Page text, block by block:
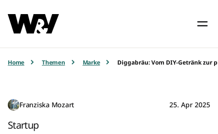
Home Themen Marke Diggabräu: Vom DIY-Getränk zur
Franziska Mozart 25. Apr 2025
Startup